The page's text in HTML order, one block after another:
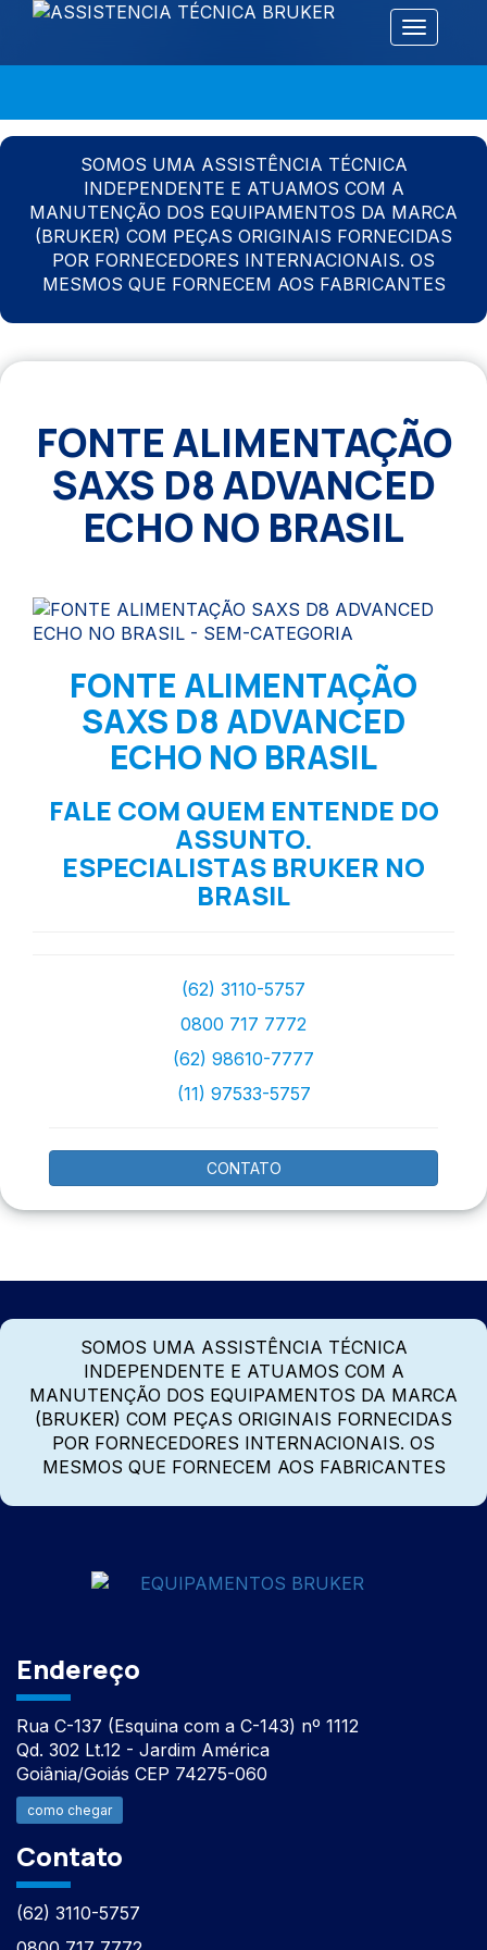
Alternar
SOMOS UMA ASSISTÊNCIA TÉCNICA
INDEPENDENTE E ATUAMOS COM A
MANUTENÇÃO DOS EQUIPAMENTOS DA MARCA
(BRUKER) COM PEÇAS ORIGINAIS FORNECIDAS
POR FORNECEDORES INTERNACIONAIS. OS
MESMOS QUE FORNECEM AOS FABRICANTES
FONTE ALIMENTAÇÃO
SAXS D8 ADVANCED
ECHO NO BRASIL
FONTE ALIMENTAÇÃO
SAXS D8 ADVANCED
ECHO NO BRASIL
FALE COM QUEM ENTENDE DO
ASSUNTO.
ESPECIALISTAS BRUKER NO
BRASIL
(62) 3110-5757
0800 717 7772
(62) 98610-7777
(11) 97533-5757
CONTATO
SOMOS UMA ASSISTÊNCIA TÉCNICA
INDEPENDENTE E ATUAMOS COM A
MANUTENÇÃO DOS EQUIPAMENTOS DA MARCA
(BRUKER) COM PEÇAS ORIGINAIS FORNECIDAS
POR FORNECEDORES INTERNACIONAIS. OS
MESMOS QUE FORNECEM AOS FABRICANTES
Endereço
Rua C-137 (Esquina com a C-143) nº 1112
Qd. 302 Lt.12 - Jardim América
Goiânia/Goiás CEP 74275-060
como chegar
Contato
(62) 3110-5757